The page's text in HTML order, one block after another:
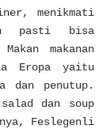
menikmati
pasti bisa
makanan
Eropa yaitu
dan penutup.
salad dan soup
Feslegenli